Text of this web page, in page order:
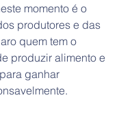
momento é o
produtores e das
quem tem o
produzir alimento e
ganhar